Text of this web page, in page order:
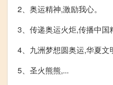
2、奥运精神,激励我心。
3、传递奥运火炬,传播中国
4、九洲梦想圆奥运,华夏文
5、圣火熊熊,...